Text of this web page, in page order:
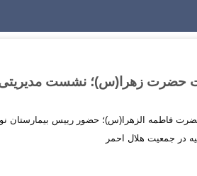
حضرت زهرا(س)؛ نشست مدیریتی
فاطمه الزهرا(س)؛ حضور رییس بیمارستان
در جمعیت هلال احمر